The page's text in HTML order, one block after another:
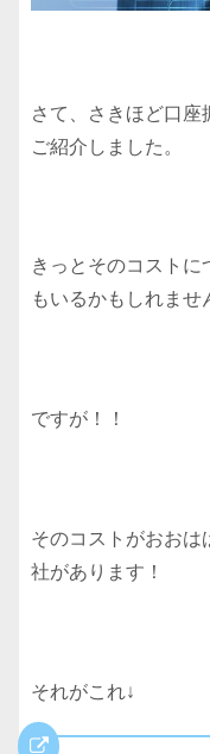
さて、さきほど口座
ご紹介しました。
きっとそのコストに
もいるかもしれませ
ですが！！
そのコストがおおは
社があります！
それがこれ↓